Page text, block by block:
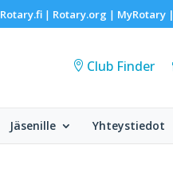
Rotary.fi| Rotary.org | MyRotary |
Club Finder
Jäsenille Yhteystiedot